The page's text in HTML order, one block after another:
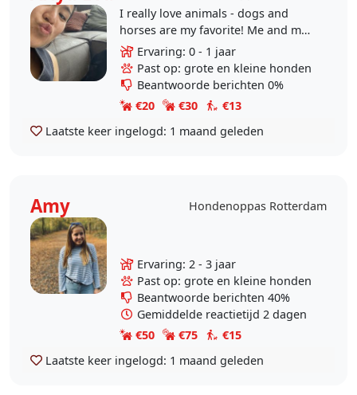
I really love animals - dogs and
horses are my favorite! Me and my
boyfriend have often taken care of
our friends/family's dogs - once
they leave we..
Ervaring: 0 - 1 jaar
Past op: grote en kleine honden
Beantwoorde berichten 0%
€20
€30
€13
Laatste keer ingelogd: 1 maand geleden
Amy Hondenoppas Rotterdam
Ervaring: 2 - 3 jaar
Past op: grote en kleine honden
Beantwoorde berichten 40%
Gemiddelde reactietijd 2 dagen
€50
€75
€15
Laatste keer ingelogd: 1 maand geleden